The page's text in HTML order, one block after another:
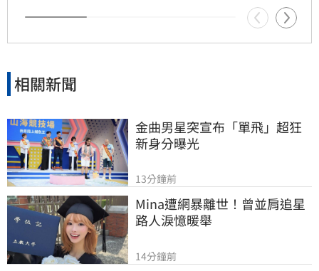
相關新聞
金曲男星突宣布「單飛」超狂
新身分曝光
13分鐘前
Mina遭網暴離世！曾並肩追星
路人淚憶暖舉
14分鐘前